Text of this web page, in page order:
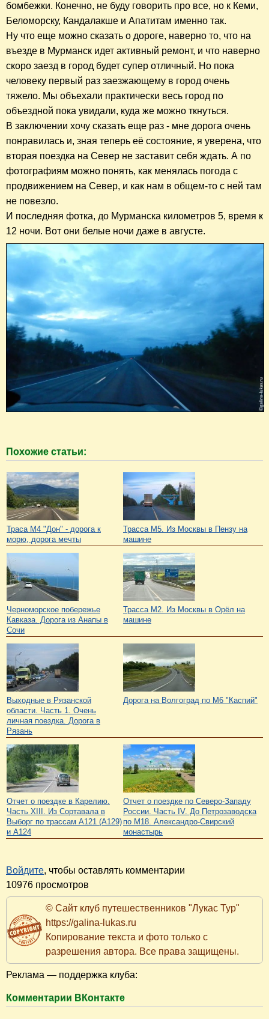
бомбежки. Конечно, не буду говорить про все, но к Кеми,
Беломорску, Кандалакше и Апатитам именно так.
Ну что еще можно сказать о дороге, наверно то, что на
въезде в Мурманск идет активный ремонт, и что наверно
скоро заезд в город будет супер отличный. Но пока
человеку первый раз заезжающему в город очень
тяжело. Мы объехали практически весь город по
объездной пока увидали, куда же можно ткнуться.
В заключении хочу сказать еще раз - мне дорога очень
понравилась и, зная теперь её состояние, я уверена, что
вторая поездка на Север не заставит себя ждать. А по
фотографиям можно понять, как менялась погода с
продвижением на Север, и как нам в общем-то с ней там
не повезло.
И последняя фотка, до Мурманска километров 5, время к
12 ночи. Вот они белые ночи даже в августе.
Похожие статьи:
Траса М4 "Дон" - дорога к
морю, дорога мечты
Трасса М5. Из Москвы в Пензу на
машине
Черноморское побережье
Кавказа. Дорога из Анапы в
Сочи
Трасса М2. Из Москвы в Орёл на
машине
Выходные в Рязанской
области. Часть 1. Очень
личная поездка. Дорога в
Рязань
Дорога на Волгоград по М6 "Каспий"
Отчет о поездке в Карелию.
Часть XIII. Из Сортавала в
Выборг по трассам А121 (А129)
и А124
Отчет о поездке по Северо-Западу
России. Часть IV. До Петрозаводска
по М18. Александро-Свирский
монастырь
Войдите, чтобы оставлять комментарии
10976 просмотров
© Сайт клуб путешественников "Лукас Тур"
https://galina-lukas.ru
Копирование текста и фото только с
разрешения автора. Все права защищены.
Реклама — поддержка клуба:
Комментарии ВКонтакте